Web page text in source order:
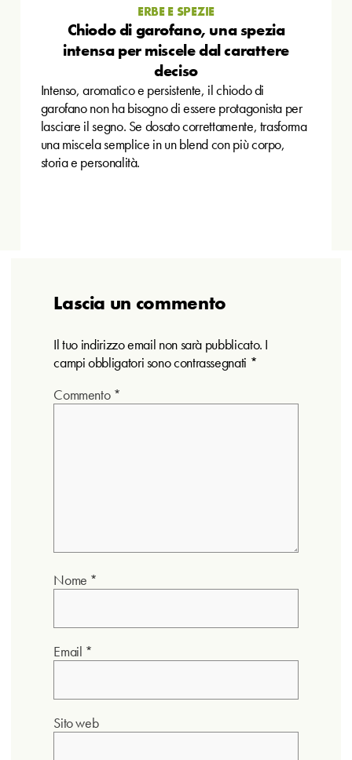
ERBE E SPEZIE
Chiodo di garofano, una spezia
intensa per miscele dal carattere
deciso
Intenso, aromatico e persistente, il chiodo di
garofano non ha bisogno di essere protagonista per
lasciare il segno. Se dosato correttamente, trasforma
una miscela semplice in un blend con più corpo,
storia e personalità.
Lascia un commento
Il tuo indirizzo email non sarà pubblicato. I
campi obbligatori sono contrassegnati *
Commento *
Nome *
Email *
Sito web